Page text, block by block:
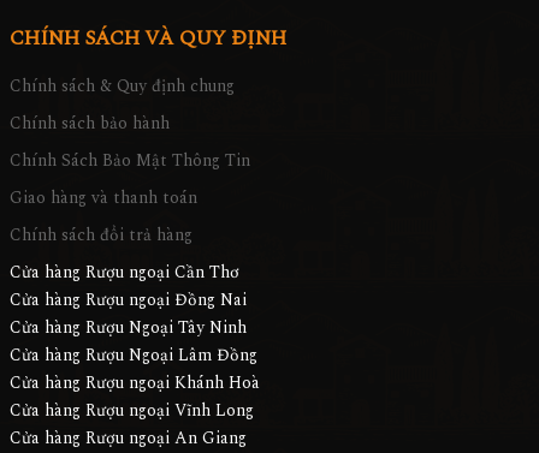
CHÍNH SÁCH VÀ QUY ĐỊNH
Chính sách & Quy định chung
Chính sách bảo hành
Chính Sách Bảo Mật Thông Tin
Giao hàng và thanh toán
Chính sách đổi trả hàng
Cửa hàng Rượu ngoại Cần Thơ
Cửa hàng Rượu ngoại Đồng Nai
Cửa hàng Rượu Ngoại Tây Ninh
Cửa hàng Rượu Ngoại Lâm Đồng
Cửa hàng Rượu ngoại Khánh Hoà
Cửa hàng Rượu ngoại Vĩnh Long
Cửa hàng Rượu ngoại An Giang